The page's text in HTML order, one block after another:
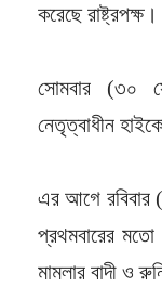
করেছে রাষ্ট্রপক্ষ।
সোমবার (৩০
নেতৃত্বাধীন
এর আগে রবিবার
প্রথমবারের
মামলার বাদী ও